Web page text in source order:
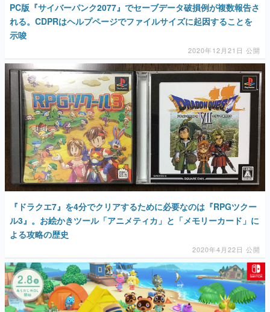
カテゴリ
特集記事
マンガ
女性向け
アプリレビュー
その他
電ファミニコゲーマーとは？
運営：株式会社マレ
PC版『サイバーパンク2077』でセーブデータ破損例が複数報告さ
れる。CDPRはヘルプページでファイルサイズに起因することを
示唆
2020年12月21日 公開
『ドラクエ7』を4分でクリアするために必要なのは『RPGツクー
ル3』。お絵かきツール「アニメティカ」と「メモリーカード」に
よる攻略の歴史
2020年4月22日 公開